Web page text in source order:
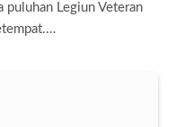
puluhan Legiun Veteran